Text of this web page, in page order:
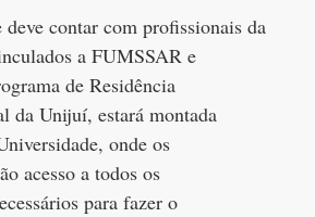
contar com profissionais da
a FUMSSAR e
de Residência
da Unijuí, estará montada
onde os
acesso a todos os
para fazer o